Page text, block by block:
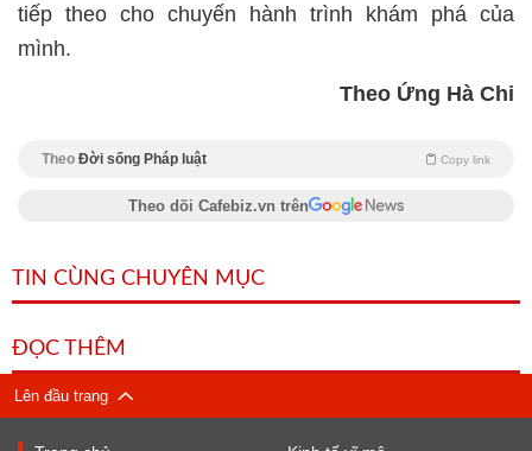
tiếp theo cho chuyến hành trình khám phá của
mình.
Theo Ứng Hà Chi
Theo Đời sống Pháp luật Copy link
Theo dõi Cafebiz.vn trên
TIN CÙNG CHUYÊN MỤC
ĐỌC THÊM
Lên đầu trang